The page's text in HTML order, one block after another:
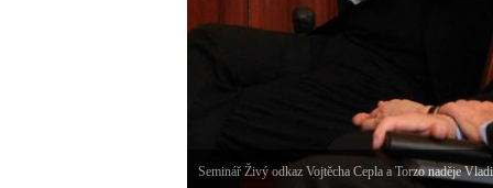
Seminář Živý odkaz Vojtěcha Cepla a Torzo naděje